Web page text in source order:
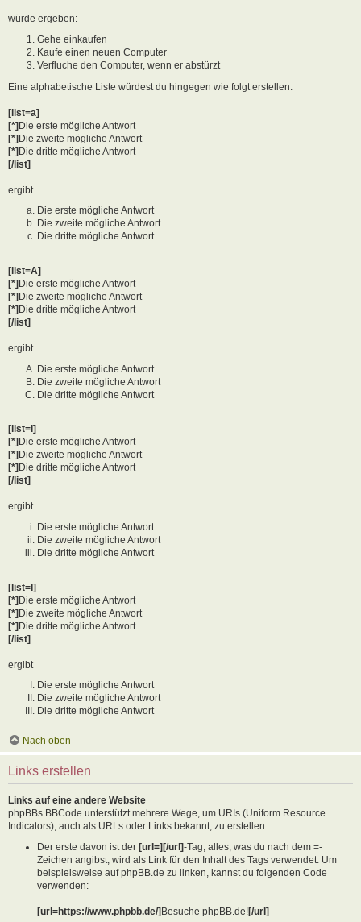
würde ergeben:
Gehe einkaufen
Kaufe einen neuen Computer
Verfluche den Computer, wenn er abstürzt
Eine alphabetische Liste würdest du hingegen wie folgt erstellen:
[list=a]
[*]Die erste mögliche Antwort
[*]Die zweite mögliche Antwort
[*]Die dritte mögliche Antwort
[/list]
ergibt
Die erste mögliche Antwort
Die zweite mögliche Antwort
Die dritte mögliche Antwort
[list=A]
[*] Die erste mögliche Antwort
[*] Die zweite mögliche Antwort
[*] Die dritte mögliche Antwort
[/list]
ergibt
Die erste mögliche Antwort
Die zweite mögliche Antwort
Die dritte mögliche Antwort
[list=i]
[*] Die erste mögliche Antwort
[*] Die zweite mögliche Antwort
[*] Die dritte mögliche Antwort
[/list]
ergibt
Die erste mögliche Antwort
Die zweite mögliche Antwort
Die dritte mögliche Antwort
[list=I]
[*]Die erste mögliche Antwort
[*]Die zweite mögliche Antwort
[*]Die dritte mögliche Antwort
[/list]
ergibt
Die erste mögliche Antwort
Die zweite mögliche Antwort
Die dritte mögliche Antwort
Nach oben
Links erstellen
Links auf eine andere Website
phpBBs BBCode unterstützt mehrere Wege, um URIs (Uniform Resource
Indicators), auch als URLs oder Links bekannt, zu erstellen.
Der erste davon ist der [url=][/url]-Tag; alles, was du nach dem =-
Zeichen angibst, wird als Link für den Inhalt des Tags verwendet. Um
beispielsweise auf phpBB.de zu linken, kannst du folgenden Code
verwenden:
[url=https://www.phpbb.de/]Besuche phpBB.de![/url]